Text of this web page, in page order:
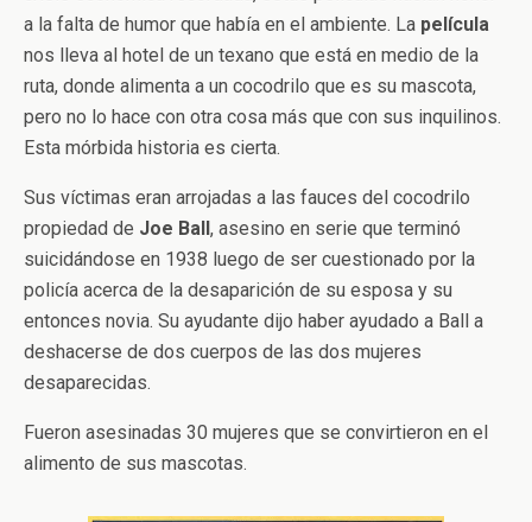
a la falta de humor que había en el ambiente. La película
nos lleva al hotel de un texano que está en medio de la
ruta, donde alimenta a un cocodrilo que es su mascota,
pero no lo hace con otra cosa más que con sus inquilinos.
Esta mórbida historia es cierta.
Sus víctimas eran arrojadas a las fauces del cocodrilo
propiedad de Joe Ball, asesino en serie que terminó
suicidándose en 1938 luego de ser cuestionado por la
policía acerca de la desaparición de su esposa y su
entonces novia. Su ayudante dijo haber ayudado a Ball a
deshacerse de dos cuerpos de las dos mujeres
desaparecidas.
Fueron asesinadas 30 mujeres que se convirtieron en el
alimento de sus mascotas.